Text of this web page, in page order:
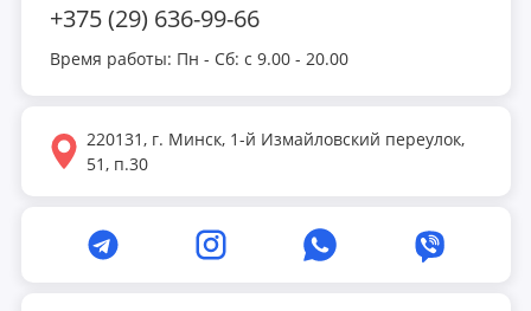
+375 (29) 636-99-66
Время работы: Пн - Сб: с 9.00 - 20.00
220131, г. Минск, 1-й Измайловский переулок,
51, п.30